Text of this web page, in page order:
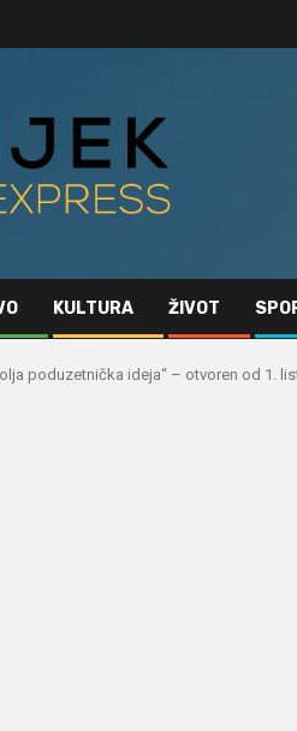
KULTURA ŽIVOT
poduzetnička ideja“ – otvoren od 1.